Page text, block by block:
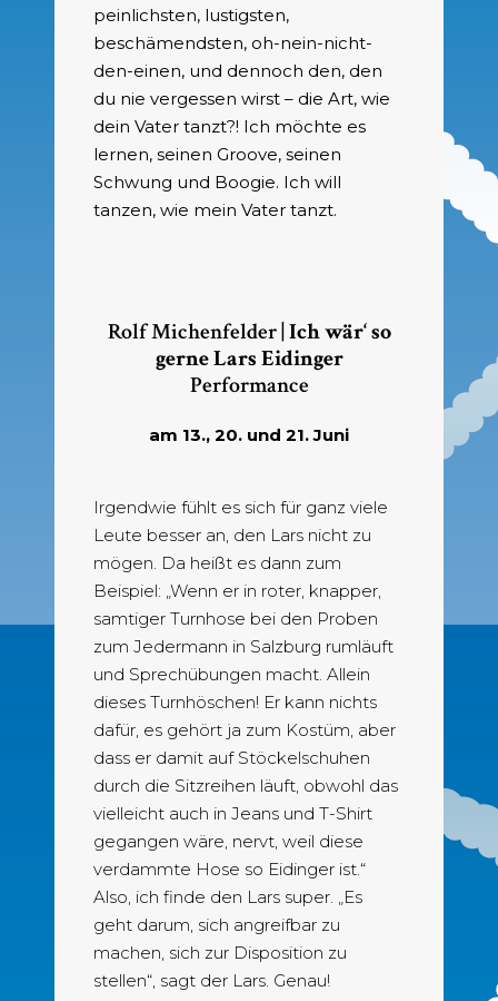
peinlichsten, lustigsten,
beschämendsten, oh-nein-nicht-
den-einen, und dennoch den, den
du nie vergessen wirst – die Art, wie
dein Vater tanzt?! Ich möchte es
lernen, seinen Groove, seinen
Schwung und Boogie. Ich will
tanzen, wie mein Vater tanzt.
Rolf Michenfelder | Ich wär‘ so
gerne Lars Eidinger
Performance
am 13., 20. und 21. Juni
Irgendwie fühlt es sich für ganz viele
Leute besser an, den Lars nicht zu
mögen. Da heißt es dann zum
Beispiel: „Wenn er in roter, knapper,
samtiger Turnhose bei den Proben
zum Jedermann in Salzburg rumläuft
und Sprechübungen macht. Allein
dieses Turnhöschen! Er kann nichts
dafür, es gehört ja zum Kostüm, aber
dass er damit auf Stöckelschuhen
durch die Sitzreihen läuft, obwohl das
vielleicht auch in Jeans und T-Shirt
gegangen wäre, nervt, weil diese
verdammte Hose so Eidinger ist.“
Also, ich finde den Lars super. „Es
geht darum, sich angreifbar zu
machen, sich zur Disposition zu
stellen“, sagt der Lars. Genau!